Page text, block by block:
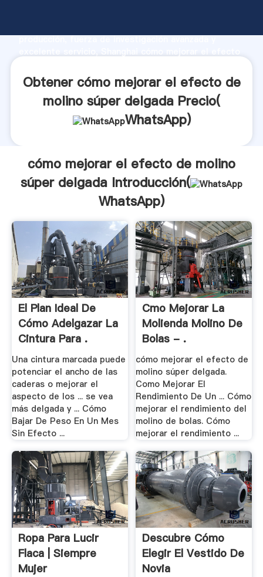
producción, fuerza de investigación avanzada y
aporta valores a todos los clientes.
Obtener cómo mejorar el efecto de
molino súper delgada Precio(
WhatsApp)
cómo mejorar el efecto de molino
súper delgada Introducción(
WhatsApp)
El Plan Ideal De
Cómo Adelgazar La
Cintura Para .
Una cintura marcada puede
potenciar el ancho de las
caderas o mejorar el
aspecto de los ... se vea
más delgada y ... Cómo
Bajar De Peso En Un Mes
Sin Efecto ...
Cmo Mejorar La
Molienda Molino De
Bolas - .
cómo mejorar el efecto de
molino súper delgada.
Como Mejorar El
Rendimiento De Un ... Cómo
mejorar el rendimiento del
molino de bolas. Cómo
mejorar el rendimiento ...
Ropa Para Lucir
Flaca | Siempre
Mujer
Descubre Cómo
Elegir El Vestido De
Novia